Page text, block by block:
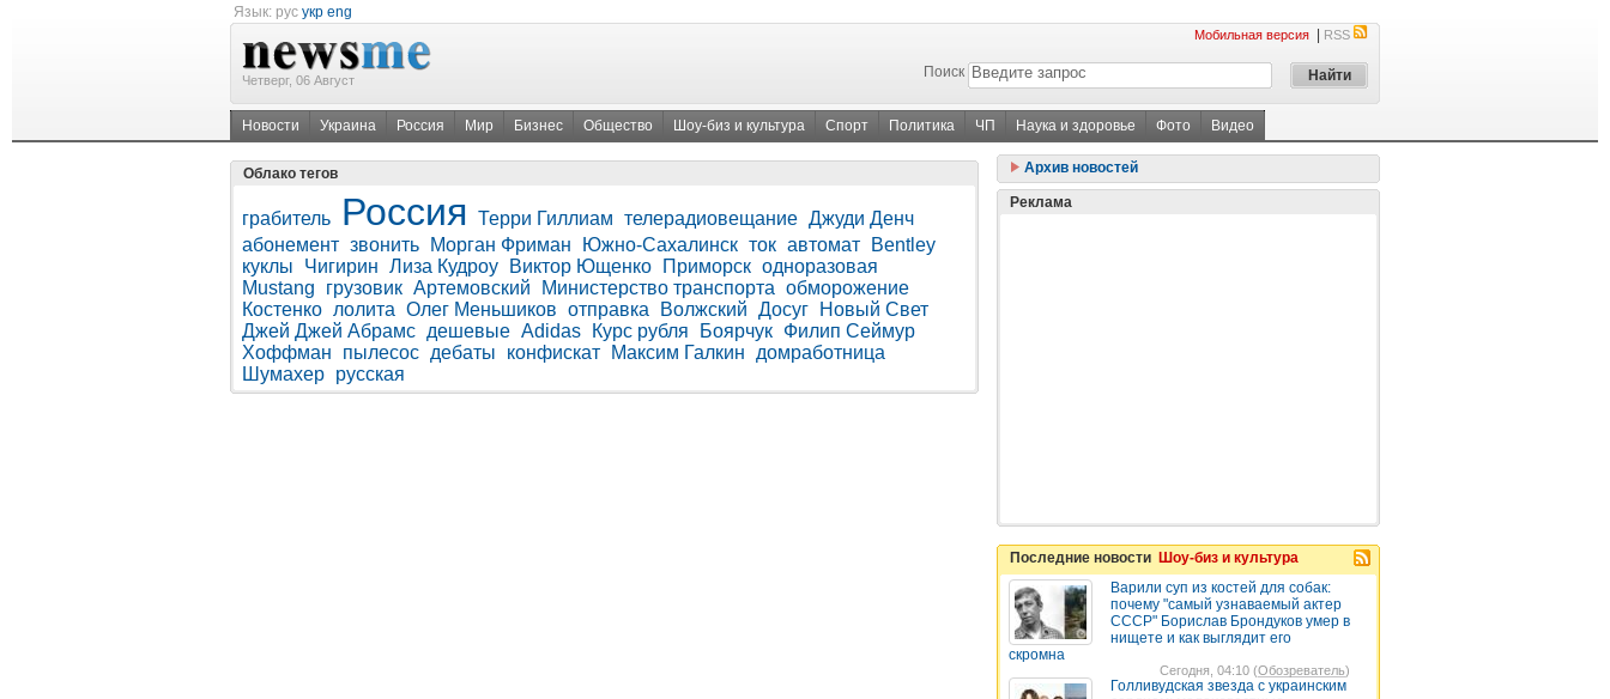
Язык: рус укр eng
Четверг, 06 Август
Мобильная версия RSS
Поиск
Новости Украина Россия Мир Бизнес Общество Шоу-биз и культура Спорт Политика ЧП Наука и здоровье Фото Видео
Облако тегов
грабитель Россия Терри Гиллиам телерадиовещание Джуди Денч
абонемент звонить Морган Фриман Южно-Сахалинск ток автомат
Bentley
куклы
Чигирин Лиза Кудроу Виктор Ющенко Приморск одноразовая
Mustang
грузовик Артемовский Министерство транспорта обморожение
Костенко лолита Олег Меньшиков отправка Волжский Досуг
Новый Свет
Джей Джей Абрамс дешевые Adidas Курс рубля Боярчук Филип Сеймур
Хоффман
пылесос дебаты конфискат Максим Галкин
домработница
Шумахер русская
Архив новостей
Реклама
Последние новости Шоу-биз и культура
Варили суп из костей для собак:
почему "самый узнаваемый актер
СССР" Борислав Брондуков умер в
нищете и как выглядит его
скромна
Сегодня, 04:10 (Обозреватель)
Голливудская звезда с украинским